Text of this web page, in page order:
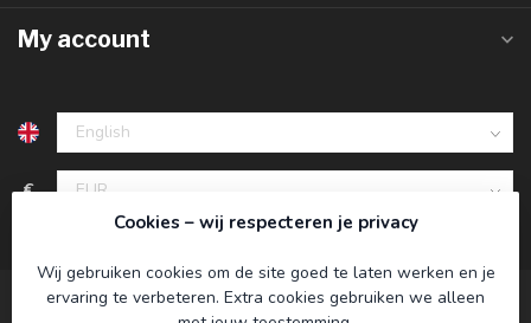
My account
€
Cookies – wij respecteren je privacy
Wij gebruiken cookies om de site goed te laten werken en je
ervaring te verbeteren. Extra cookies gebruiken we alleen